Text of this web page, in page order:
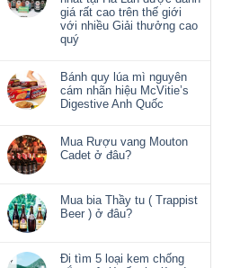
giá rất cao trên thế giới
với nhiều Giải thưởng cao
quý
Bánh quy lúa mì nguyên
cám nhãn hiệu McVitie’s
Digestive Anh Quốc
Mua Rượu vang Mouton
Cadet ở đâu?
Mua bia Thầy tu ( Trappist
Beer ) ở đâu?
Đi tìm 5 loại kem chống